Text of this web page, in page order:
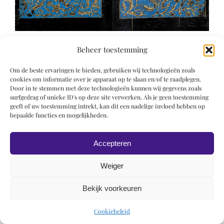
Beheer toestemming
Om de beste ervaringen te bieden, gebruiken wij technologieën zoals
cookies om informatie over je apparaat op te slaan en/of te raadplegen.
Door in te stemmen met deze technologieën kunnen wij gegevens zoals
surfgedrag of unieke ID's op deze site verwerken. Als je geen toestemming
geeft of uw toestemming intrekt, kan dit een nadelige invloed hebben op
bepaalde functies en mogelijkheden.
Accepteren
Weiger
Bekijk voorkeuren
Cookiebeleid
© 2019 Roel Wiechers | Powered byROCK Design